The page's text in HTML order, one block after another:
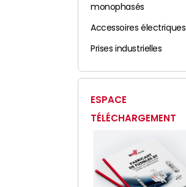
monophasés
Accessoires électriques
Prises industrielles
ESPACE
TÉLÉCHARGEMENT